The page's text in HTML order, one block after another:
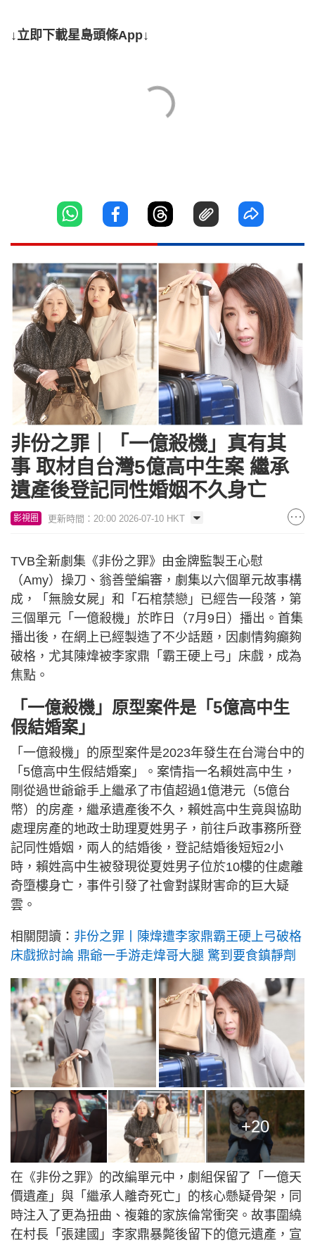
↓立即下載星島頭條App↓
非份之罪｜「一億殺機」真有其
事 取材自台灣5億高中生案 繼承
遺產後登記同性婚姻不久身亡
影視圈 更新時間：20:00 2026-07-10 HKT
TVB全新劇集《非份之罪》由金牌監製王心慰
（Amy）操刀、翁善瑩編審，劇集以六個單元故事構
成，「無臉女屍」和「石棺禁戀」已經告一段落，第
三個單元「一億殺機」於昨日（7月9日）播出。首集
播出後，在網上已經製造了不少話題，因劇情夠癲夠
破格，尤其陳煒被李家鼎「霸王硬上弓」床戲，成為
焦點。
「一億殺機」原型案件是「5億高中生
假結婚案」
「一億殺機」的原型案件是2023年發生在台灣台中的
「5億高中生假結婚案」。案情指一名賴姓高中生，
剛從過世爺爺手上繼承了市值超過1億港元（5億台
幣）的房產，繼承遺產後不久，賴姓高中生竟與協助
處理房產的地政士助理夏姓男子，前往戶政事務所登
記同性婚姻，兩人的結婚後，登記結婚後短短2小
時，賴姓高中生被發現從夏姓男子位於10樓的住處離
奇墮樓身亡，事件引發了社會對謀財害命的巨大疑
雲。
相關閱讀： 非份之罪丨陳煒遭李家鼎霸王硬上弓破格
床戲掀討論 鼎爺一手游走煒哥大腿 驚到要食鎮靜劑
+20
在《非份之罪》的改編單元中，劇組保留了「一億天
價遺產」與「繼承人離奇死亡」的核心懸疑骨架，同
時注入了更為扭曲、複雜的家族倫常衝突。故事圍繞
在村長「張建國」李家鼎暴斃後留下的億元遺產，宣